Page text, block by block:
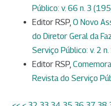
Público: v. 66 n. 3
Editor RSP, O Novo
do Diretor Geral da
Serviço Público: v. 2
Editor RSP,
Revista do Serviço